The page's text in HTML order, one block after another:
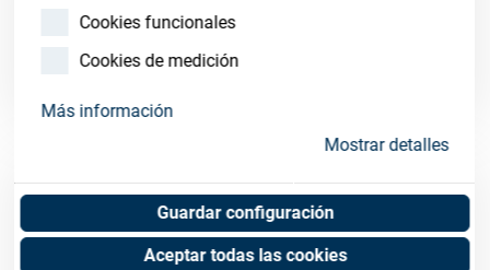
Cookies funcionales
Cookies de medición
Más información
Mostrar detalles
Guardar configuración
Aceptar todas las cookies
Art. No. 05018304
Membrane DA15 DI12 - single
Art. No. 05007919
Unit of measure : Piece